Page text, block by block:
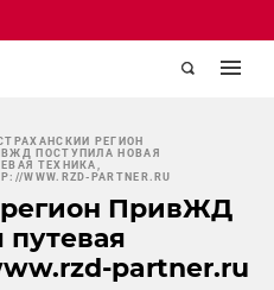
РЕГИОН
ПОСТУПИЛА НОВАЯ
ТЕХНИКА,
WWW.RZD-PARTNER.RU
регион ПривЖД
путевая
partner.ru